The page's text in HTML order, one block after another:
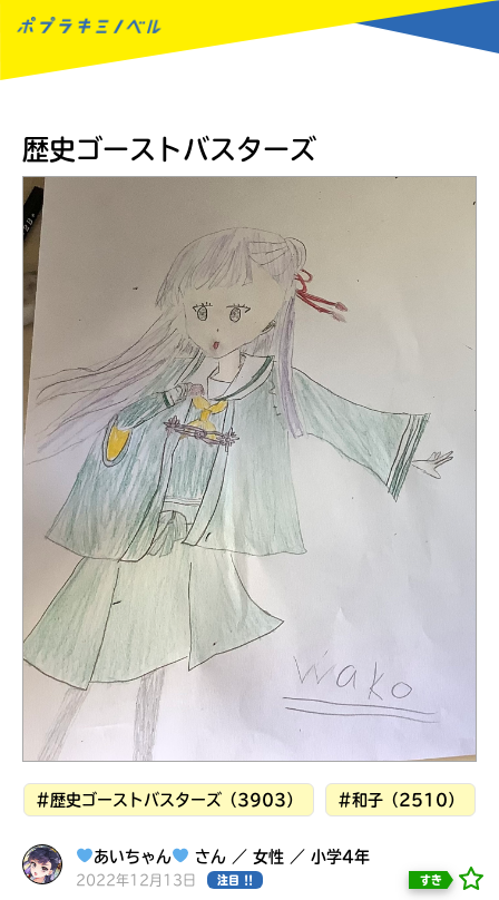
読みたい本が
本を飛び出して
みんなとおしゃべり
できる掲示板
歴史ゴーストバスターズ
#歴史ゴーストバスターズ（3903） #和子（2510）
あいちゃん さん ／ 女性 ／ 小学4年
2022年12月13日 注目 !! すき